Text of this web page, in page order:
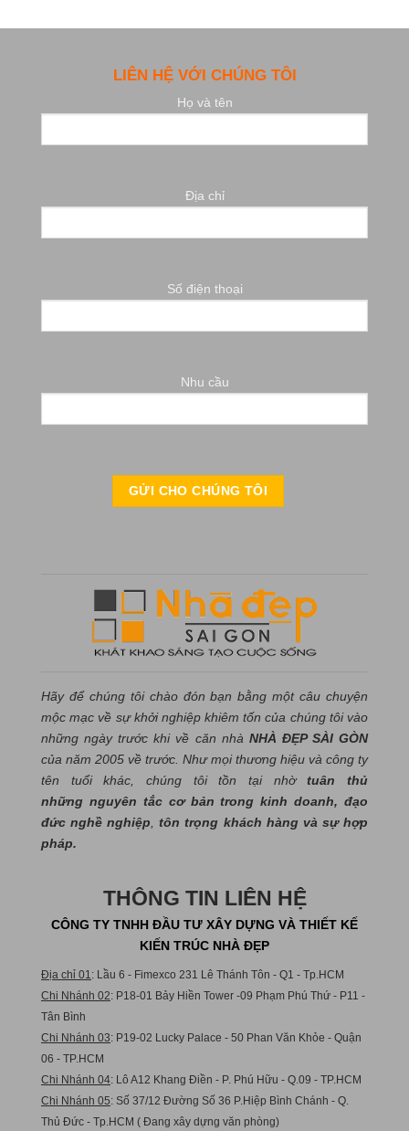
LIÊN HỆ VỚI CHÚNG TÔI
Họ và tên
Địa chỉ
Số điện thoại
Nhu cầu
Hãy để chúng tôi chào đón bạn bằng một câu chuyện
mộc mạc về sự khởi nghiệp khiêm tốn của chúng tôi vào
những ngày trước khi về căn nhà NHÀ ĐẸP SÀI GÒN
của năm 2005 về trước. Như mọi thương hiệu và công ty
tên tuổi khác, chúng tôi tồn tại nhờtuân thủ
những nguyên tắc cơ bản trong kinh doanh, đạo
đức nghề nghiệp,tôn trọng khách hàng và sự hợp
pháp.
THÔNG TIN LIÊN HỆ
CÔNG TY TNHH ĐẦU TƯ XÂY DỰNG VÀ THIẾT KẾ
KIẾN TRÚC NHÀ ĐẸP
Địa chỉ 01 : Lầu 6 - Fimexco 231 Lê Thánh Tôn - Q1 - Tp.HCM
Chi Nhánh 02: P18-01 Bảy Hiền Tower -09 Phạm Phú Thứ - P11 -
Tân Bình
Chi Nhánh 03: P19-02 Lucky Palace - 50 Phan Văn Khỏe - Quận
06 - TP.HCM
Chi Nhánh 04: Lô A12 Khang Điền - P. Phú Hữu - Q.09 - TP.HCM
Chi Nhánh 05: Số 37/12 Đường Số 36 P.Hiệp Bình Chánh - Q.
Thủ Đức - Tp.HCM ( Đang xây dựng văn phòng)